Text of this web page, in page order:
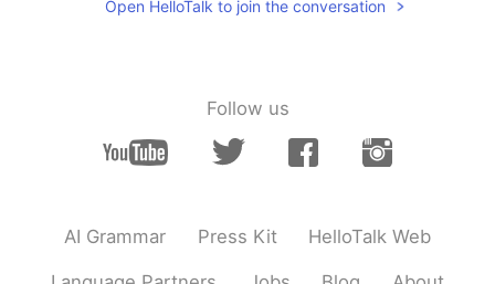
I worked at a veterinary hospital, so I
mame 2019.08.05 16:24
臨床試験を始めるための準備をして、
Open HelloTalk to join the conversation
Follow us
AI Grammar Press Kit HelloTalk Web